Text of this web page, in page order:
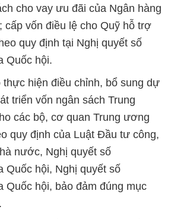
cho vay ưu đãi của Ngân hàng
cấp vốn điều lệ cho Quỹ hỗ trợ
quy định tại Nghị quyết số
Quốc hội.
thực hiện điều chỉnh, bổ sung dự
triển vốn ngân sách Trung
các bộ, cơ quan Trung ương
quy định của Luật Đầu tư công,
nước, Nghị quyết số
Quốc hội, Nghị quyết số
Quốc hội, bảo đảm đúng mục